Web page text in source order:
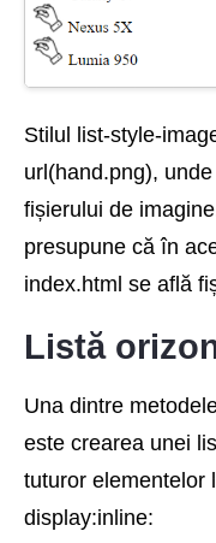
Stilul list-style-
url(hand.png),
fișierului de
presupune că în
index.html se află
Listă
Una dintre
este crearea unei
tuturor elementelor
display:inline: